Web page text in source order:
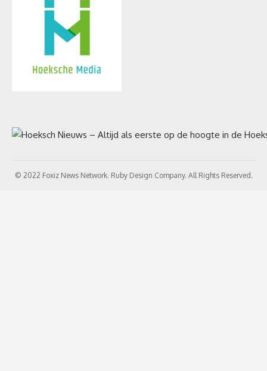
© 2022 Foxiz News Network. Ruby Design Company. All Rights Reserved.